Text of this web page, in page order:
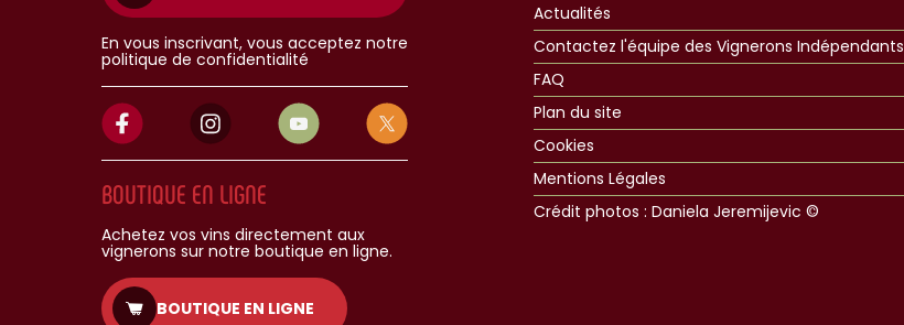
En vous inscrivant, vous acceptez notre
politique de confidentialité
BOUTIQUE EN LIGNE
Achetez vos vins directement aux
vignerons sur notre boutique en ligne.
BOUTIQUE EN LIGNE
Actualités
Contactez l'équipe des Vignerons Indépendants
FAQ
Plan du site
Cookies
Mentions Légales
Crédit photos : Daniela Jeremijevic ©​